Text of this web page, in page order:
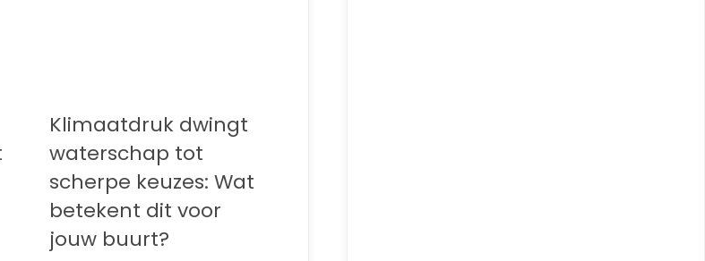
Klimaatdruk dwingt
waterschap tot
scherpe keuzes: Wat
betekent dit voor
jouw buurt?